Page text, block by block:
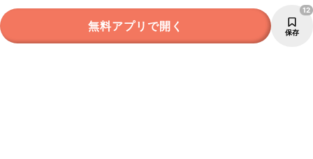
無料アプリで開く 保存
12